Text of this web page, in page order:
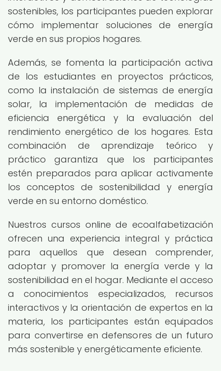
sostenibles, los participantes pueden explorar
cómo implementar soluciones de energía
verde en sus propios hogares.
Además, se fomenta la participación activa
de los estudiantes en proyectos prácticos,
como la instalación de sistemas de energía
solar, la implementación de medidas de
eficiencia energética y la evaluación del
rendimiento energético de los hogares. Esta
combinación de aprendizaje teórico y
práctico garantiza que los participantes
estén preparados para aplicar activamente
los conceptos de sostenibilidad y energía
verde en su entorno doméstico.
Nuestros cursos online de ecoalfabetización
ofrecen una experiencia integral y práctica
para aquellos que desean comprender,
adoptar y promover la energía verde y la
sostenibilidad en el hogar. Mediante el acceso
a conocimientos especializados, recursos
interactivos y la orientación de expertos en la
materia, los participantes están equipados
para convertirse en defensores de un futuro
más sostenible y energéticamente eficiente.